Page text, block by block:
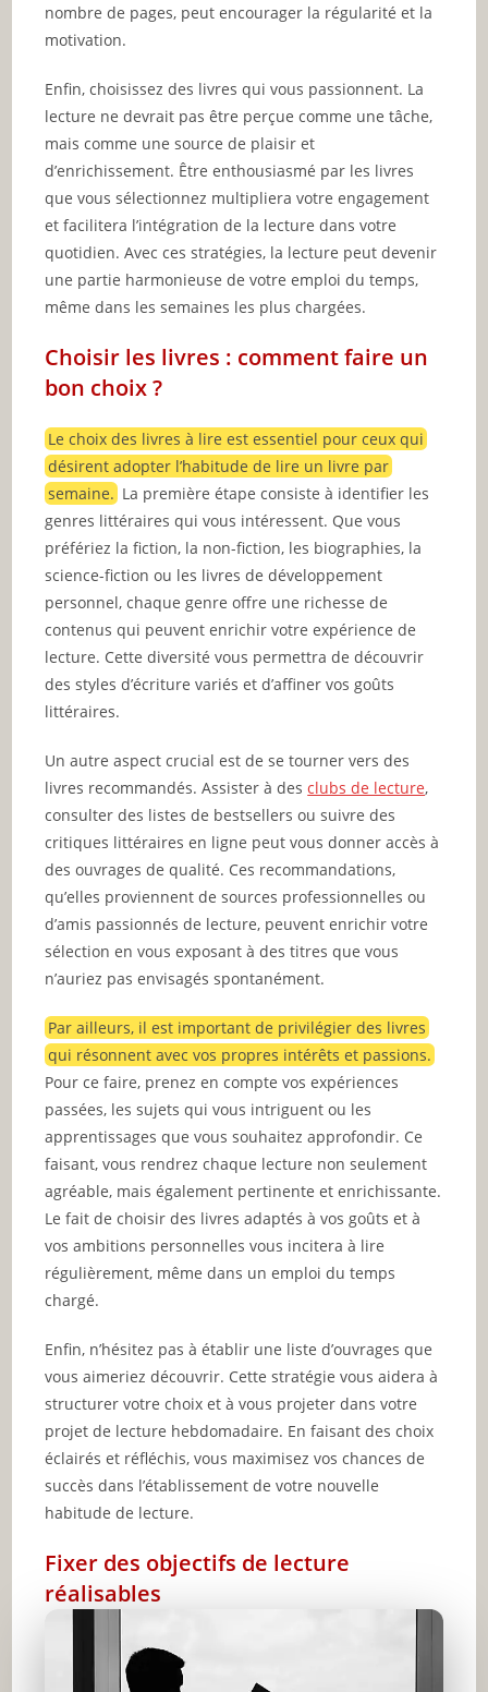
nombre de pages, peut encourager la régularité et la
motivation.
Enfin, choisissez des livres qui vous passionnent. La
lecture ne devrait pas être perçue comme une tâche,
mais comme une source de plaisir et
d’enrichissement. Être enthousiasmé par les livres
que vous sélectionnez multipliera votre engagement
et facilitera l’intégration de la lecture dans votre
quotidien. Avec ces stratégies, la lecture peut devenir
une partie harmonieuse de votre emploi du temps,
même dans les semaines les plus chargées.
Choisir les livres : comment faire un
bon choix ?
Le choix des livres à lire est essentiel pour ceux qui
désirent adopter l’habitude de lire un livre par
semaine. La première étape consiste à identifier les
genres littéraires qui vous intéressent. Que vous
préfériez la fiction, la non-fiction, les biographies, la
science-fiction ou les livres de développement
personnel, chaque genre offre une richesse de
contenus qui peuvent enrichir votre expérience de
lecture. Cette diversité vous permettra de découvrir
des styles d’écriture variés et d’affiner vos goûts
littéraires.
Un autre aspect crucial est de se tourner vers des
livres recommandés. Assister à desclubs de lecture,
consulter des listes de bestsellers ou suivre des
critiques littéraires en ligne peut vous donner accès à
des ouvrages de qualité. Ces recommandations,
qu’elles proviennent de sources professionnelles ou
d’amis passionnés de lecture, peuvent enrichir votre
sélection en vous exposant à des titres que vous
n’auriez pas envisagés spontanément.
Par ailleurs, il est important de privilégier des livres
qui résonnent avec vos propres intérêts et passions.
Pour ce faire, prenez en compte vos expériences
passées, les sujets qui vous intriguent ou les
apprentissages que vous souhaitez approfondir. Ce
faisant, vous rendrez chaque lecture non seulement
agréable, mais également pertinente et enrichissante.
Le fait de choisir des livres adaptés à vos goûts et à
vos ambitions personnelles vous incitera à lire
régulièrement, même dans un emploi du temps
chargé.
Enfin, n’hésitez pas à établir une liste d’ouvrages que
vous aimeriez découvrir. Cette stratégie vous aidera à
structurer votre choix et à vous projeter dans votre
projet de lecture hebdomadaire. En faisant des choix
éclairés et réfléchis, vous maximisez vos chances de
succès dans l’établissement de votre nouvelle
habitude de lecture.
Fixer des objectifs de lecture
réalisables